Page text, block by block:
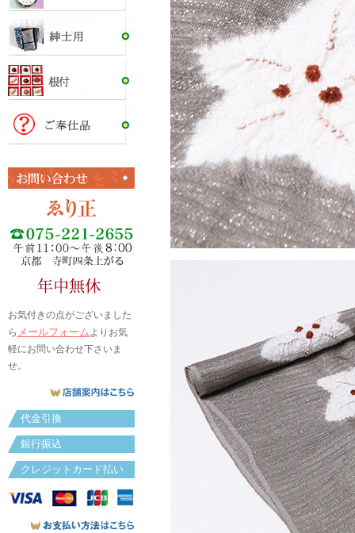
お気付きの点がございました
ら メールフォームよりお気
軽にお問い合わせ下さいま
せ。
代金引換
銀行振込
クレジットカード払い